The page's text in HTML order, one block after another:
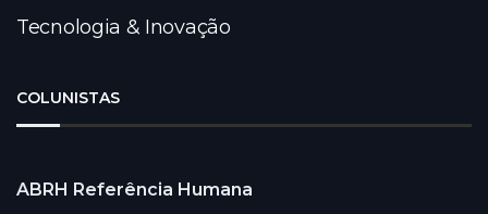
Tecnologia & Inovação
COLUNISTAS
ABRH Referência Humana